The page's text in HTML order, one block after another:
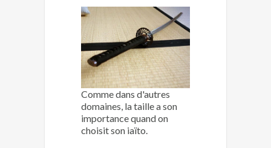
Comme dans d'autres
domaines, la taille a son
importance quand on
choisit son iaïto.